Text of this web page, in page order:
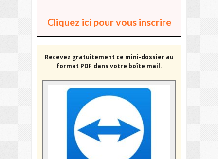
Cliquez ici pour vous inscrire
Recevez gratuitement ce mini-dossier au
format PDF dans votre boîte mail.